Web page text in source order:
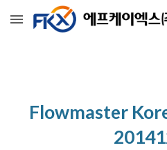
Skip to main content
Flowmaster